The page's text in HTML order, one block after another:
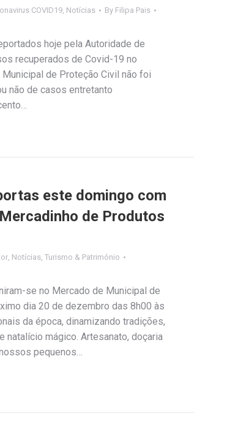
COVID19, Notícias By Filipa Pais
hoje pela Autoridade de
recuperados de Covid-19 no
de Proteção Civil não foi
não de casos entretanto
este domingo com
de Produtos
, Notícias, Turismo & Património
se no Mercado de Municipal de
dia 20 de dezembro das 8h00 às
da época, dinamizando tradições,
natalício mágico. Artesanato, doçaria
pequenos…